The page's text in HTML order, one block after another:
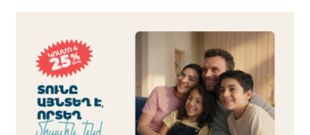
հարևանությամբ գտնվող աղբավայրում.
կրակն ու ծուխը տեսանելի են մի քանի
կիլոմետրից
36 րոպե առաջ
Հնդկաստանի և Իսրայելի վարչապետները
քննարկել են Մերձավոր Արևելքում տիրող